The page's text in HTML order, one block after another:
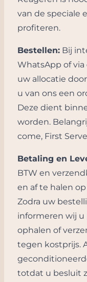
van de speciale
profiteren.
Bestellen: Bij
WhatsApp of
uw allocatie
u van ons een
Deze dient
worden.
come, First
Betaling en
BTW en
en af te halen
Zodra uw
informeren wij u
ophalen of
tegen kostprijs.
totdat u besluit